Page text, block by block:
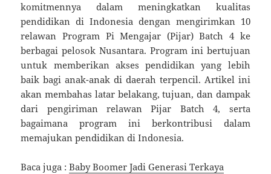
komitmennya dalam meningkatkan kualitas
pendidikan di Indonesia dengan mengirimkan 10
relawan Program Pi Mengajar (Pijar) Batch 4 ke
berbagai pelosok Nusantara. Program ini bertujuan
untuk memberikan akses pendidikan yang lebih
baik bagi anak-anak di daerah terpencil. Artikel ini
akan membahas latar belakang, tujuan, dan dampak
dari pengiriman relawan Pijar Batch 4, serta
bagaimana program ini berkontribusi dalam
memajukan pendidikan di Indonesia.
Baca juga :Baby Boomer Jadi Generasi Terkaya